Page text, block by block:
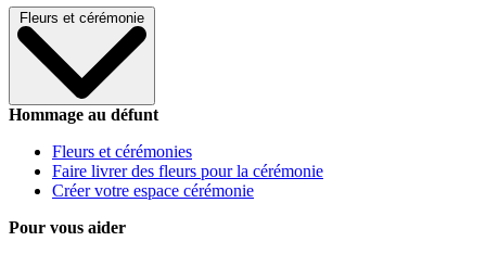
Fleurs et cérémonie
Hommage au défunt
Fleurs et cérémonies
Faire livrer des fleurs pour la cérémonie
Créer votre espace cérémonie
Pour vous aider